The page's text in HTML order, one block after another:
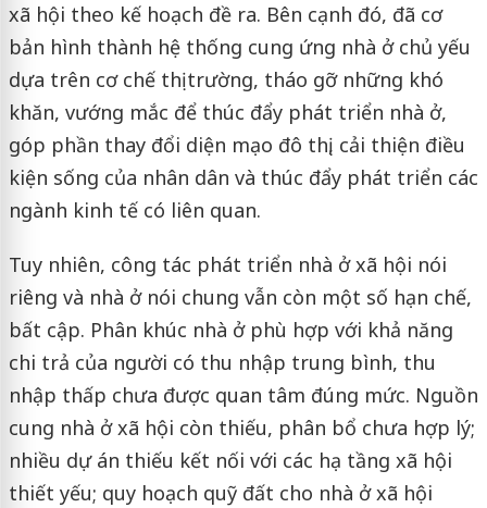
xã hội theo kế hoạch đề ra. Bên cạnh đó, đã cơ
bản hình thành hệ thống cung ứng nhà ở chủ yếu
dựa trên cơ chế thị trường, tháo gỡ những khó
khăn, vướng mắc để thúc đẩy phát triển nhà ở,
góp phần thay đổi diện mạo đô thị, cải thiện điều
kiện sống của nhân dân và thúc đẩy phát triển các
ngành kinh tế có liên quan.
Tuy nhiên, công tác phát triển nhà ở xã hội nói
riêng và nhà ở nói chung vẫn còn một số hạn chế,
bất cập. Phân khúc nhà ở phù hợp với khả năng
chi trả của người có thu nhập trung bình, thu
nhập thấp chưa được quan tâm đúng mức. Nguồn
cung nhà ở xã hội còn thiếu, phân bổ chưa hợp lý;
nhiều dự án thiếu kết nối với các hạ tầng xã hội
thiết yếu; quy hoạch quỹ đất cho nhà ở xã hội